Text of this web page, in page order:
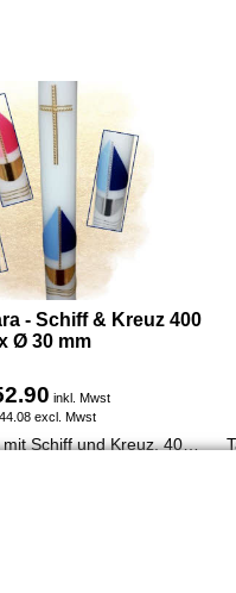
- Schiff & Kreuz 400
Ø 30 mm
inkl. Mwst
44.08 excl. Mwst
Taufkerze Yara mit Schiff und Kreuz. 400 x 30 mm, aus 100 % Paraffin, handverziert, personalisierbar mit Name & Taufdatum, direkt online bestellbar.